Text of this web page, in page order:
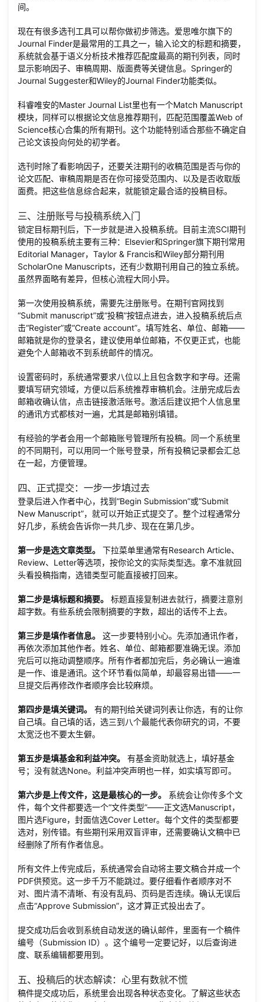
间。
现在有很多选刊工具可以帮你做初步筛选。爱思唯尔旗下的
Journal Finder是最常用的工具之一，输入论文的标题和摘要，
系统就会基于语义分析技术推荐匹配度最高的期刊列表，同时
显示影响因子、审稿周期、版面费等关键信息。Springer的
Journal Suggester和Wiley的Journal Finder功能类似。
科睿唯安的Master Journal List里也有一个Match Manuscript
模块，同样可以根据论文信息推荐期刊，匹配范围覆盖Web of
Science核心合集的所有期刊。这个功能特别适合那些不确定自
己论文该投向何处的初学者。
选刊时除了看影响因子，还要关注期刊的收稿范围是否与你的
论文匹配、审稿周期是否在你可接受范围内、以及是否收取版
面费。把这些信息综合起来，就能锁定最合适的投稿目标。
三、注册账号与投稿系统入门
锁定目标期刊后，下一步就是进入投稿系统。目前主流SCI期刊
使用的投稿系统主要有三种：Elsevier和Springer旗下期刊常用
Editorial Manager，Taylor & Francis和Wiley部分期刊用
ScholarOne Manuscripts，还有少数期刊用自己的独立系统。
虽然界面略有差异，但核心流程大同小异。
第一次使用投稿系统，需要先注册账号。在期刊官网找到
“Submit manuscript”或“投稿”按钮点进去，进入投稿系统后点
击“Register”或“Create account”。填写姓名、单位、邮箱——
邮箱就是你的登录名，建议使用单位邮箱，不仅更正式，也能
避免个人邮箱收不到系统邮件的情况。
设置密码时，系统通常要求八位以上且包含数字和字母。还需
要填写研究领域，方便以后系统推荐审稿机会。注册完成后去
邮箱收确认信，点击链接激活账号。激活后建议把个人信息里
的通讯方式都核对一遍，尤其是邮箱别填错。
有经验的学者会用一个邮箱账号管理所有投稿。同一个系统里
的不同期刊，可以用同一个账号登录，所有投稿记录都会汇总
在一起，方便管理。
四、正式提交：一步一步填过去
登录后进入作者中心，找到“Begin Submission”或“Submit
New Manuscript”，就可以开始正式提交了。整个过程通常分
好几步，系统会告诉你一共几步、现在在第几步。
第一步是选文章类型。
下拉菜单里通常有Research Article、
Review、Letter等选项，按你论文的实际类型选。拿不准就回
头看投稿指南，选错类型可能直接被打回来。
第二步是填标题和摘要。
标题直接复制进去就行，摘要注意别
超字数。有些系统会限制摘要的字数，超出的话传不上去。
第三步是填作者信息。
这一步要特别小心。先添加通讯作者，
再依次添加其他作者。姓名、单位、邮箱都要准确无误。添加
完后可以拖动调整顺序。所有作者都加完后，务必确认一遍谁
是一作、谁是通讯。这个环节看似简单，却最容易出错——一
旦提交后再修改作者顺序会比较麻烦。
第四步是填关键词。
有的期刊给关键词列表让你选，有的让你
自己填。自己填的话，选三到八个最能代表你研究的词，不要
太宽泛也不要太生僻。
第五步是填基金和利益冲突。
有基金资助就选上，填好基金
号；没有就选None。利益冲突声明也一样，如实填写即可。
第六步是上传文件，这是最核心的一步。
系统会让你传多个文
件，每个文件都要选一个“文件类型”——正文选Manuscript，
图片选Figure，封面信选Cover Letter。每个文件的类型都要
选对，别传错。有些期刊采用双盲评审，还需要确认文稿中已
经删除了所有作者信息。
所有文件上传完成后，系统通常会自动将主要文稿合并成一个
PDF供预览。这一步千万不能跳过。要仔细看作者顺序对不
对、图片清不清晰、有没有乱码、页码是否连续。确认无误后
点击“Approve Submission”，这才算正式投出去了。
提交成功后会收到系统自动发送的确认邮件，里面有一个稿件
编号（Submission ID）。这个编号一定要记好，以后查询进
度、联系编辑都要用到。
五、投稿后的状态解读：心里有数就不慌
稿件提交成功后，系统里会出现各种状态变化。了解这些状态